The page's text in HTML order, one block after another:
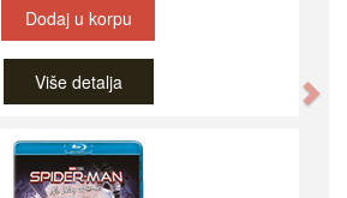
Dodaj u korpu
Više detalja